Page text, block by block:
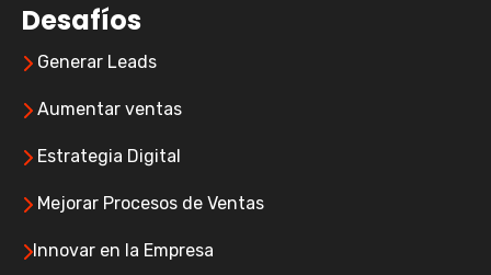
Desafíos
Generar Leads
Aumentar ventas
Estrategia Digital
Mejorar Procesos de Ventas
Innovar en la Empresa